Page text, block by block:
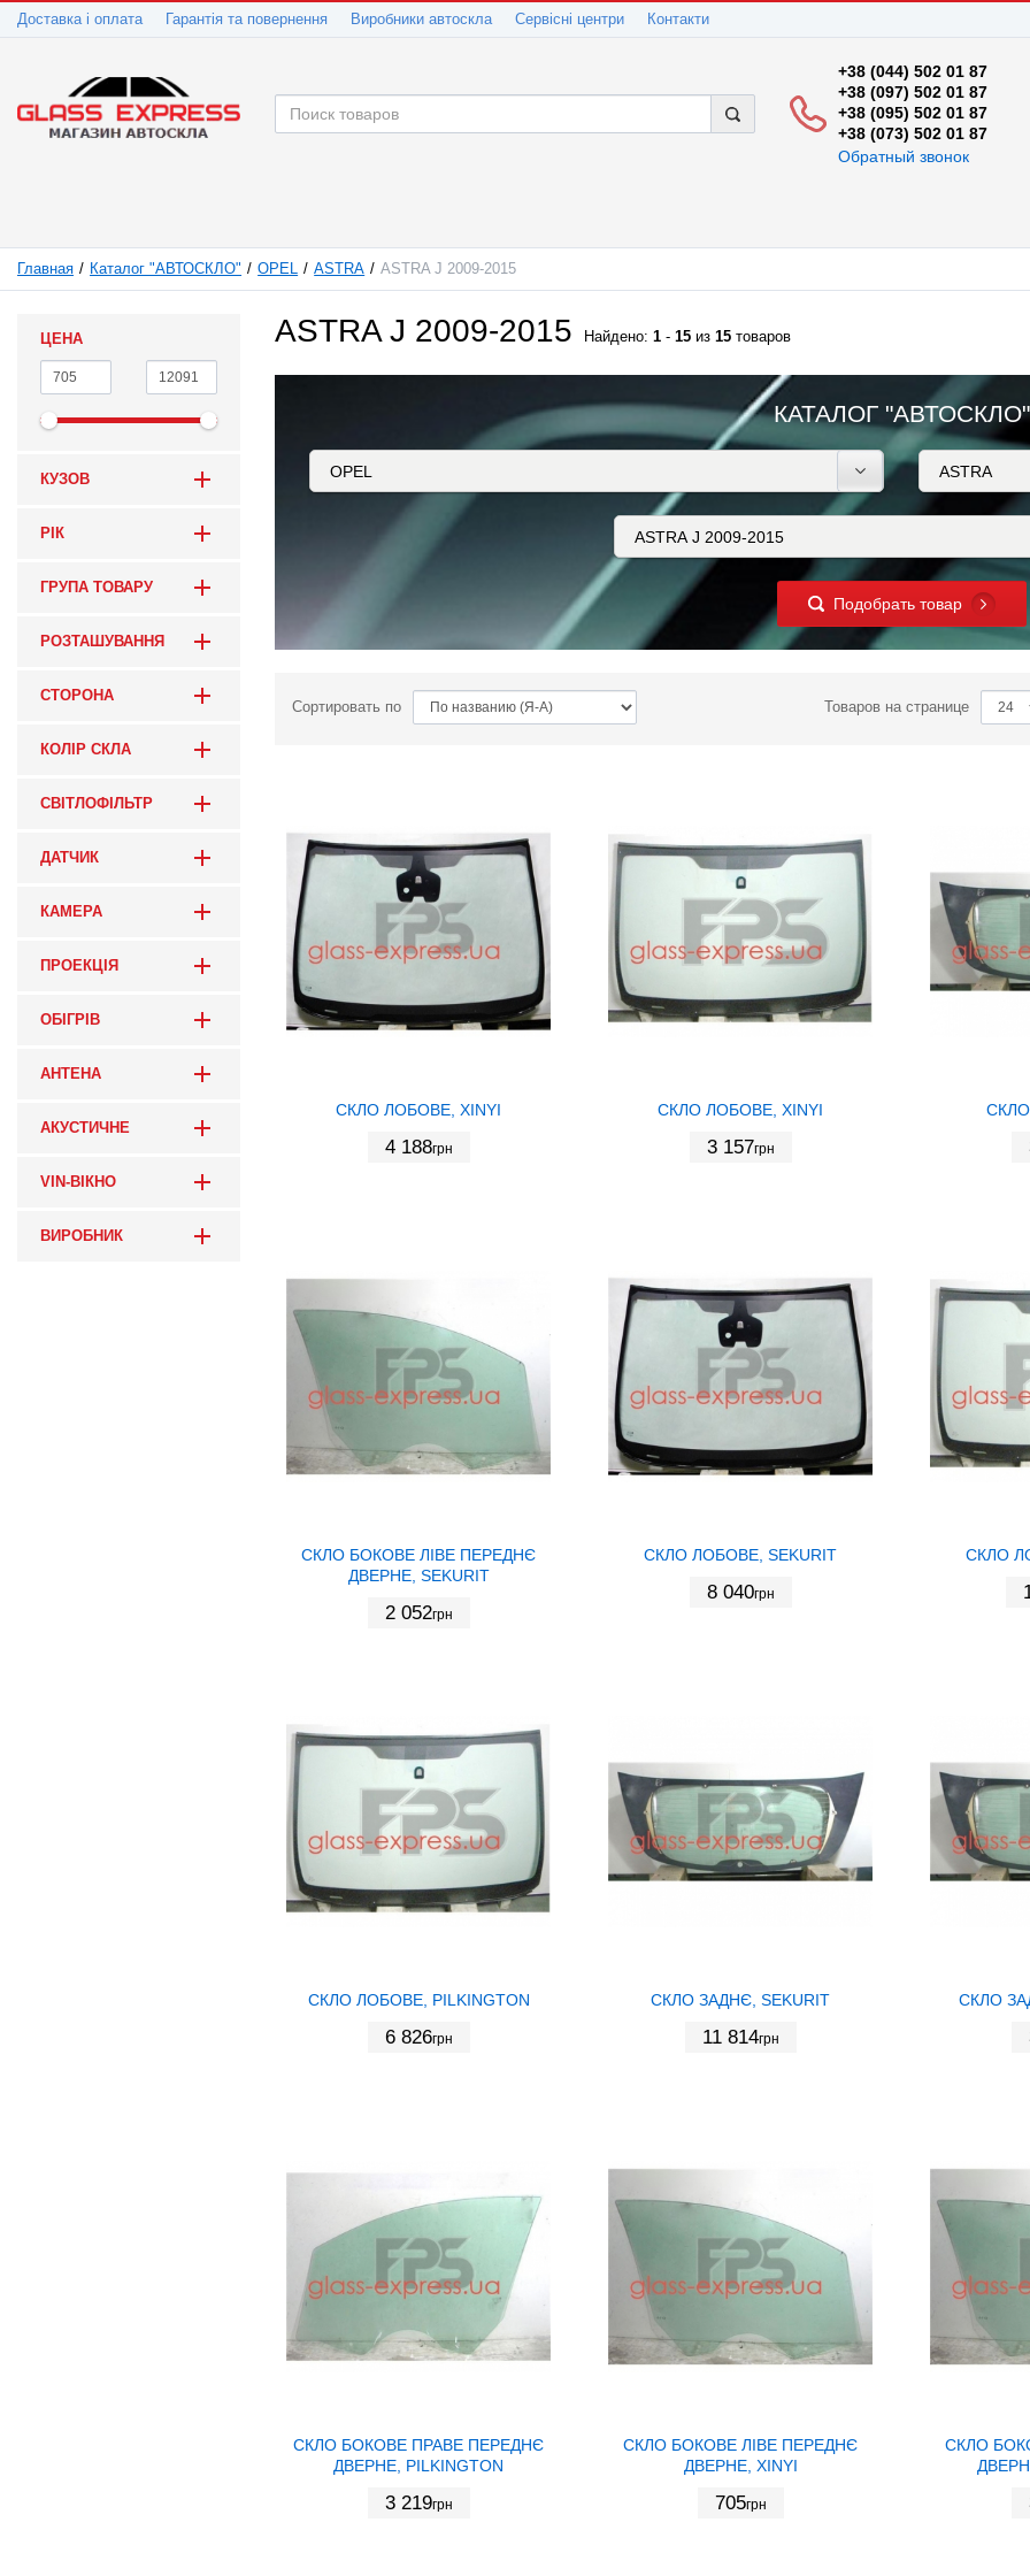
Доставка і оплата Гарантія та повернення Виробники автоскла Сервісні центри Контакти
+38 (044) 502 01 87
+38 (097) 502 01 87
+38 (095) 502 01 87
+38 (073) 502 01 87
Обратный звонок
Главная Каталог "АВТОСКЛО" OPEL ASTRA ASTRA J 2009-2015
ЦЕНА
КУЗОВ
РІК
ГРУПА ТОВАРУ
РОЗТАШУВАННЯ
СТОРОНА
КОЛІР СКЛА
СВІТЛОФІЛЬТР
ДАТЧИК
КАМЕРА
ПРОЕКЦІЯ
ОБІГРІВ
АНТЕНА
АКУСТИЧНЕ
VIN-ВІКНО
ВИРОБНИК
ASTRA J 2009-2015 Найдено: 1 - 15 из 15 товаров
КАТАЛОГ "АВТОСКЛО"
Подобрать товар
Сортировать по Товаров на странице
СКЛО ЛОБОВЕ, XINYI
4 188грн
СКЛО ЛОБОВЕ, XINYI
3 157грн
СКЛО
СКЛО БОКОВЕ ЛІВЕ ПЕРЕДНЄ
ДВЕРНЕ, SEKURIT
2 052грн
СКЛО ЛОБОВЕ, SEKURIT
8 040грн
СКЛО
СКЛО ЛОБОВЕ, PILKINGTON
6 826грн
СКЛО ЗАДНЄ, SEKURIT
11 814грн
СКЛО
СКЛО БОКОВЕ ПРАВЕ ПЕРЕДНЄ
ДВЕРНЕ, PILKINGTON
3 219грн
СКЛО БОКОВЕ ЛІВЕ ПЕРЕДНЄ
ДВЕРНЕ, XINYI
705грн
СКЛО